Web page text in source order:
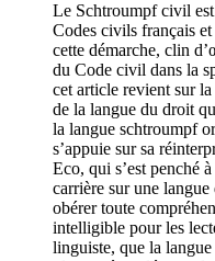
Le Schtroumpf civil
Codes civils français
cette démarche, clin
du Code civil dans la
cet article revient sur
de la langue du droit
la langue schtroumpf
s’appuie sur sa
Eco, qui s’est penché
carrière sur une
obérer toute
intelligible pour les
linguiste, que la